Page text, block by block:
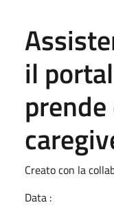
il
Creato con la
Data :